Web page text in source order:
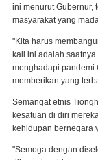
ini menurut Gubernur,
masyarakat yang
"Kita harus
kali ini adalah
menghadapi pandemi
memberikan yang
Semangat etnis
kesatuan di diri
kehidupan bernegara
"Semoga dengan